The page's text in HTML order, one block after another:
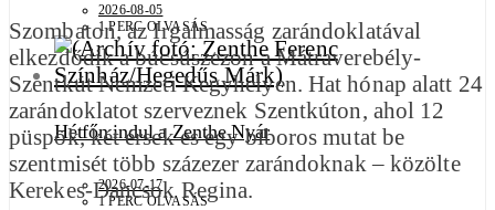
2026-08-05
1 PERC OLVASÁS
Hétfőn indul a Zenthe Nyár
2026-07-17
1 PERC OLVASÁS
Szombaton, az Irgalmasság zarándoklatával
elkezdődik a búcsúszezon a Mátraverebély-
Szentkút Nemzeti Kegyhelyen. Hat hónap alatt 24
zarándoklatot szerveznek Szentkúton, ahol 12
püspök, két érsek és egy bíboros mutat be
szentmisét több százezer zarándoknak – közölte
Kerekes-Dancsok Regina.